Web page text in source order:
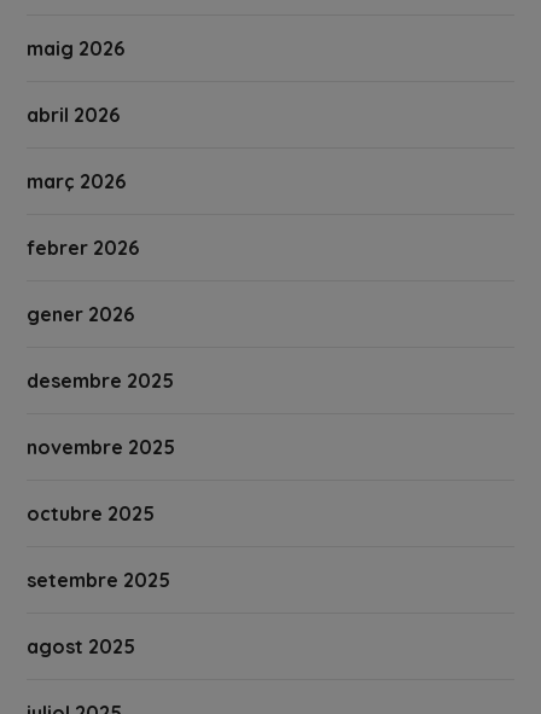
maig 2026
abril 2026
març 2026
febrer 2026
gener 2026
desembre 2025
novembre 2025
octubre 2025
setembre 2025
agost 2025